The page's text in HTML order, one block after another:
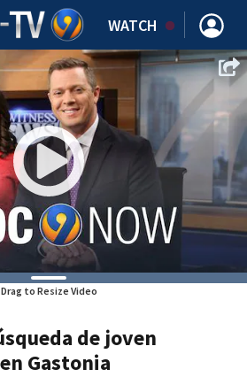
WATCH
Drag to Resize Video
de joven
Gastonia